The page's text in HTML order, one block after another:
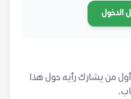
الدخول
من يشارك رأيه حول هذا